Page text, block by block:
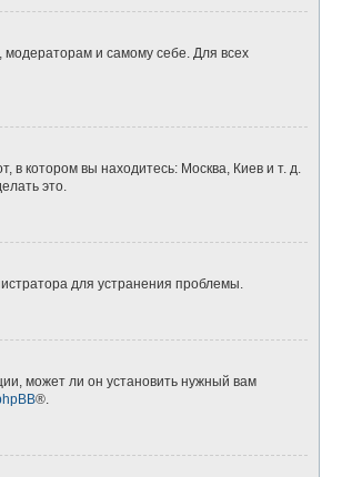
и самому себе. Для всех
в котором вы находитесь: Москва, Киев и т. д.
это.
для устранения проблемы.
может ли он установить нужный вам
®.